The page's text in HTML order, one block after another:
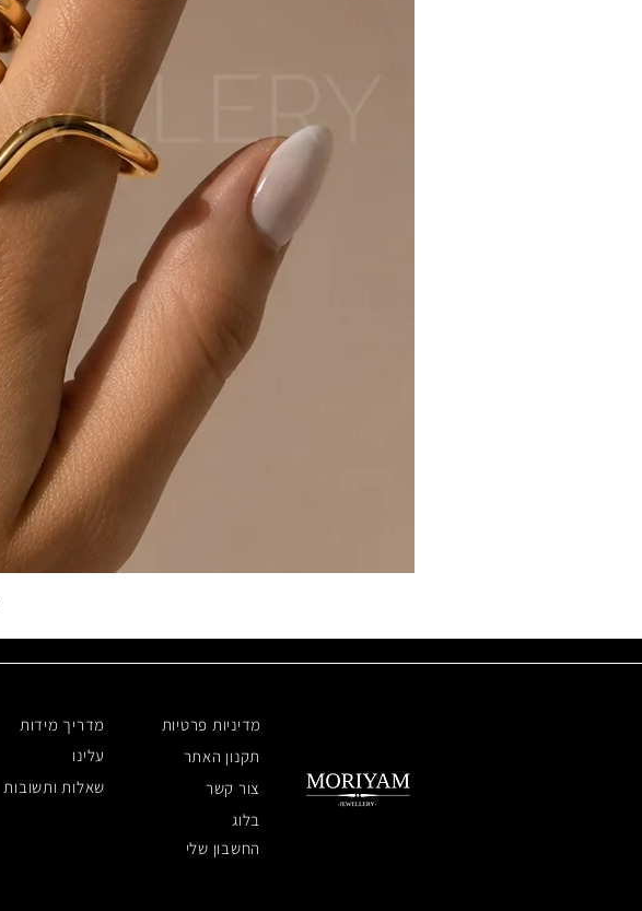
מדריך מידות
מדיניות פרטיות
עלינו
תקנון האתר
שאלות ותשובות
צור קשר
בלוג
החשבון שלי